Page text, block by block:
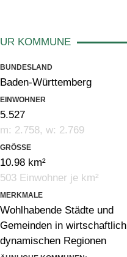
BUNDESLAND
Baden-Württemberg
EINWOHNER
5.527
m: 2.758, w: 2.769
GRÖSSE
10.98 km²
503 Einwohner je km²
MERKMALE
Wohlhabende Städte und
Gemeinden in wirtschaftlich
dynamischen Regionen